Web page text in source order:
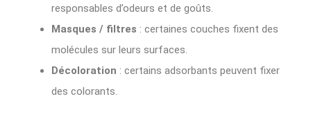
responsables d’odeurs et de goûts.
Masques / filtres : certaines couches fixent des
molécules sur leurs surfaces.
Décoloration : certains adsorbants peuvent fixer
des colorants.